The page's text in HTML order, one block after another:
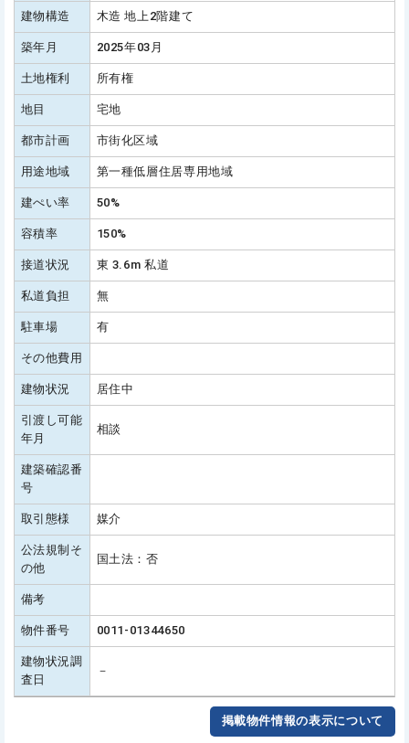
建物構造 木造 地上2階建て
築年月 2025年03月
土地権利 所有権
地目 宅地
都市計画 市街化区域
用途地域 第一種低層住居専用地域
建ぺい率 50%
容積率 150%
接道状況 東 3.6m 私道
私道負担 無
駐車場 有
その他費用
建物状況 居住中
引渡し可能
年月
相談
建築確認番
号
取引態様 媒介
公法規制そ
の他
国土法：否
備考
物件番号 0011-01344650
建物状況調
査日
－
掲載物件情報の表示について